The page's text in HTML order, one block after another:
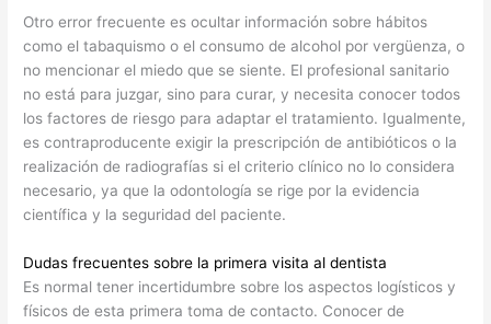
Otro error frecuente es ocultar información sobre hábitos
como el tabaquismo o el consumo de alcohol por vergüenza, o
no mencionar el miedo que se siente. El profesional sanitario
no está para juzgar, sino para curar, y necesita conocer todos
los factores de riesgo para adaptar el tratamiento. Igualmente,
es contraproducente exigir la prescripción de antibióticos o la
realización de radiografías si el criterio clínico no lo considera
necesario, ya que la odontología se rige por la evidencia
científica y la seguridad del paciente.
Dudas frecuentes sobre la primera visita al dentista
Es normal tener incertidumbre sobre los aspectos logísticos y
físicos de esta primera toma de contacto. Conocer de